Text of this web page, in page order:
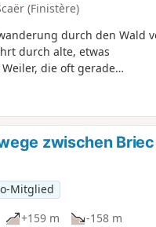
(Finistère)
durch den Wald
durch alte, etwas
die oft gerade
Flusses Isole mit seinen
Entdecken Sie alte
den imposanten Menhir
gleichnamige Kapelle und
Papierfabriken, einen
des
„OCB“. Anmerkung: Die
2020 abgerissen.
zwischen
Mitglied
+159 m
-158 m